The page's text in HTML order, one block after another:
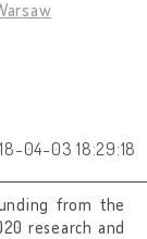
04-03 18:29:18
from the
research and